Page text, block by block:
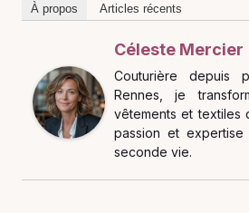
À propos Articles récents
Céleste Mercier
Couturière
Rennes, je
vêtements et textiles
passion et
seconde vie.